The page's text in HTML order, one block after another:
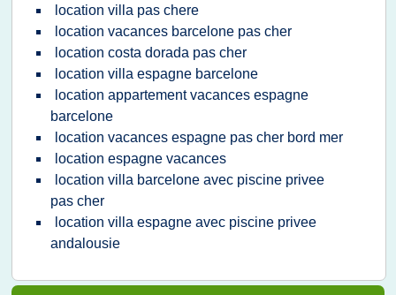
location villa pas chere
location vacances barcelone pas cher
location costa dorada pas cher
location villa espagne barcelone
location appartement vacances espagne
barcelone
location vacances espagne pas cher bord mer
location espagne vacances
location villa barcelone avec piscine privee
pas cher
location villa espagne avec piscine privee
andalousie